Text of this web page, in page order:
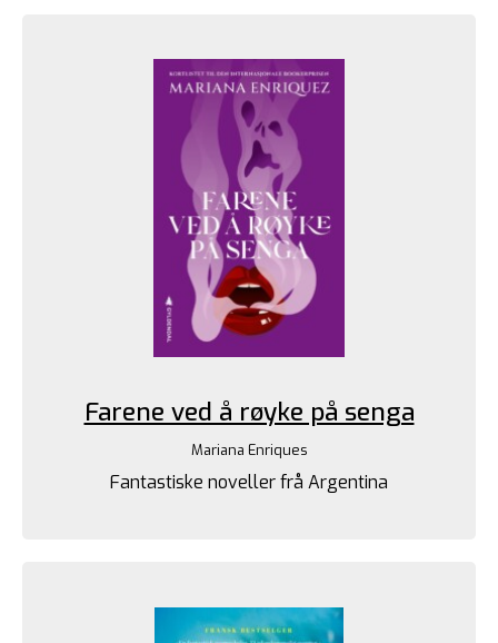
Farene ved å røyke på senga
Mariana Enriques
Fantastiske noveller frå Argentina